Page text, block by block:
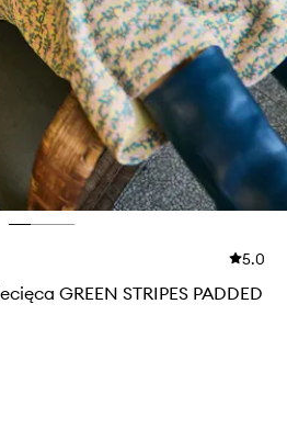
5.0
GREEN STRIPES PADDED